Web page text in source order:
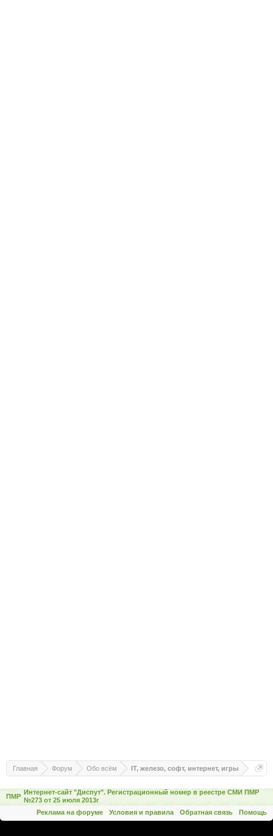
Главная Форум Обо всём IT, железо, софт, интернет, игры
ПМР
Интернет-сайт "Диспут". Регистрационный номер в реестре СМИ ПМР
№273 от 25 июля 2013г
Реклама на форуме
Условия и правила Обратная связь Помощь